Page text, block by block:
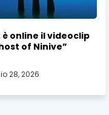
è online il videoclip
of Ninive”
28, 2026